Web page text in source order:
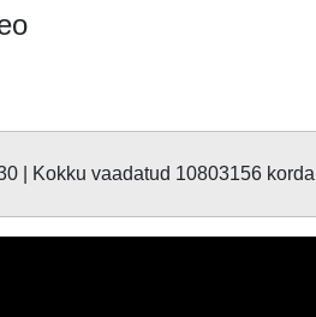
| Kokku vaadatud 10803156 korda